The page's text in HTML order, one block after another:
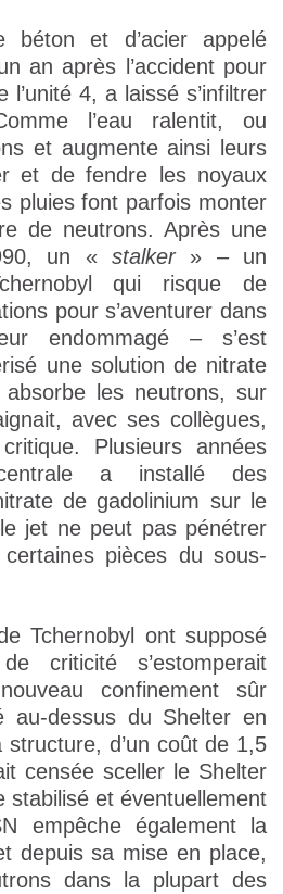
béton et d’acier appelé
an après l’accident pour
4, a laissé s’infiltrer
l’eau ralentit, ou
et augmente ainsi leurs
et de fendre les noyaux
pluies font parfois monter
de neutrons. Après une
un « stalker» – un
qui risque de
pour s’aventurer dans
endommagé – s’est
une solution de nitrate
les neutrons, sur
avec ses collègues,
Plusieurs années
a installé des
de gadolinium sur le
jet ne peut pas pénétrer
pièces du sous-
Tchernobyl ont supposé
criticité s’estomperait
confinement sûr
au-dessus du Shelter en
d’un coût de 1,5
censée sceller le Shelter
stabilisé et éventuellement
empêche également la
depuis sa mise en place,
dans la plupart des